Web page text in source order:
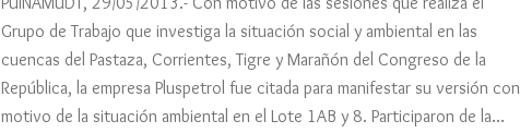
Grupo de Trabajo que investiga la situación social y ambiental en las
cuencas del Pastaza, Corrientes, Tigre y Marañón del Congreso de la
República, la empresa Pluspetrol fue citada para manifestar su versión con
motivo de la situación ambiental en el Lote 1AB y 8. Participaron de la…